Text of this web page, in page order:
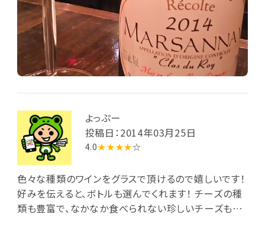
よっぷー
投稿日：2014年03月25日
4.0★★★★☆
色々な種類のワインをグラスで頂けるので嬉しいです！
好みを伝えると、ボトルも選んでくれます！ チーズの種
類も豊富で、なかなか食べられない珍しいチーズもあ